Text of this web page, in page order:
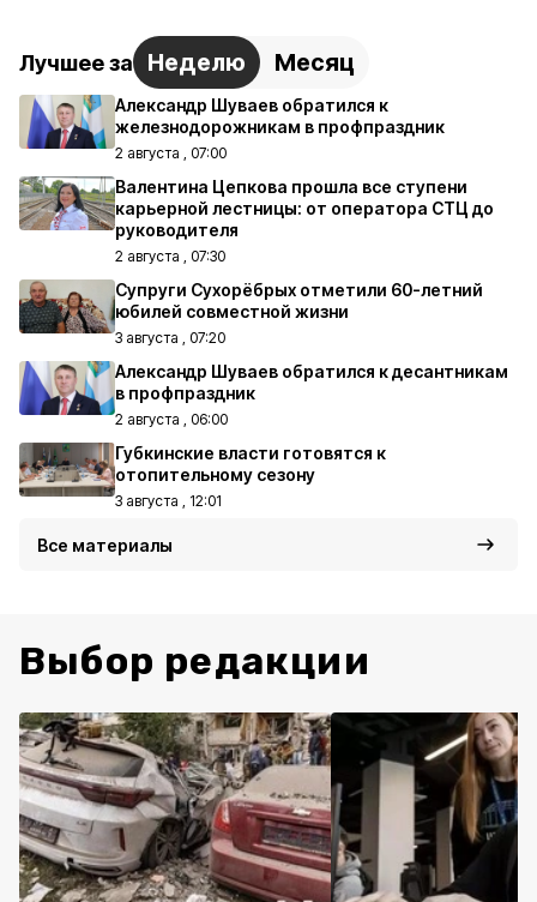
Лучшее за Неделю Месяц
Александр Шуваев обратился к
железнодорожникам в профпраздник
2 августа , 07:00
Валентина Цепкова прошла все ступени
карьерной лестницы: от оператора СТЦ до
руководителя
2 августа , 07:30
Супруги Сухорёбрых отметили 60-летний
юбилей совместной жизни
3 августа , 07:20
Александр Шуваев обратился к десантникам
в профпраздник
2 августа , 06:00
Губкинские власти готовятся к
отопительному сезону
3 августа , 12:01
Все материалы
Выбор редакции